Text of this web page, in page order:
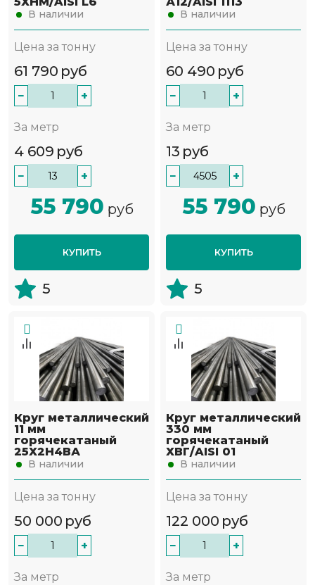
В наличии
Цена за тонну
61 790 руб
− +
За метр
4 609 руб
− +
55 790 руб
КУПИТЬ
5
В наличии
Цена за тонну
60 490 руб
− +
За метр
13 руб
− +
55 790 руб
КУПИТЬ
5
Круг металлический
11 мм
горячекатаный
25Х2Н4ВА
В наличии
Цена за тонну
50 000 руб
− +
За метр
Круг металлический
330 мм
горячекатаный
ХВГ/AISI 01
В наличии
Цена за тонну
122 000 руб
− +
За метр